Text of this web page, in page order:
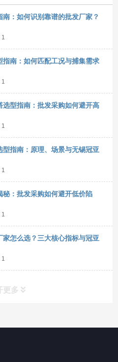
南：如何识别靠谱的批发厂家？
1
指南：如何匹配工况与捕集需求
1
选型指南：批发采购如何避开高
1
型指南：原理、场景与无锡冠亚
1
秘：批发采购如何避开低价陷
1
家怎么选？三大核心指标与冠亚
1
更多